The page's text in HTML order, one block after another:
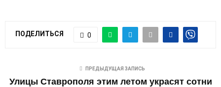
ПОДЕЛИТЬСЯ 0
ПРЕДЫДУЩАЯ ЗАПИСЬ
Улицы Ставрополя этим летом украсят сотни